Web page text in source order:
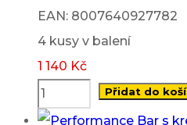
EAN: 8007640927782
4 kusy v balení
1 140 Kč
Přidat do